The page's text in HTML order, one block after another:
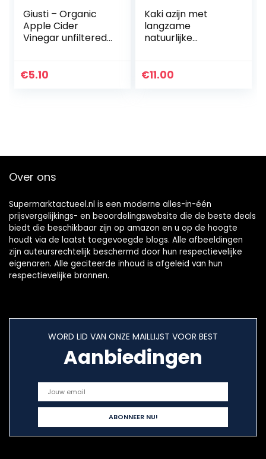
Giusti – Organic
Apple Cider
Vinegar unfiltered
€5.10
Kaki azijn met
langzame
natuurlijke
, ongefilterd en
€11.00
Over ons
Supermarktactueel.nl is een moderne alles-in-één
prijsvergelijkings- en beoordelingswebsite die de beste deals
biedt die beschikbaar zijn op amazon en u op de hoogte
houdt via de laatst toegevoegde blogs. Alle afbeeldingen
zijn auteursrechtelijk beschermd door hun respectievelijke
eigenaren. Alle geciteerde inhoud is afgeleid van hun
respectievelijke bronnen.
WORD LID VAN ONZE MAILLIJST VOOR BEST
Aanbiedingen